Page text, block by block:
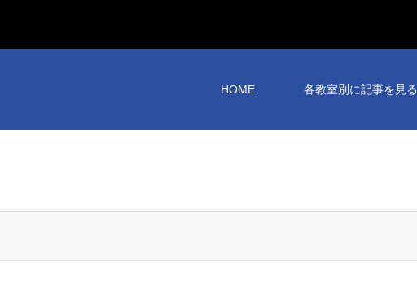
HOME 各教室別に記事を見る